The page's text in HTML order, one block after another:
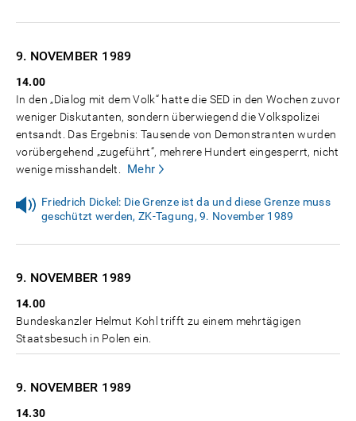
9. NOVEMBER 1989
14.00
In den „Dialog mit dem Volk“ hatte die SED in den Wochen zuvor
weniger Diskutanten, sondern überwiegend die Volkspolizei
entsandt. Das Ergebnis: Tausende von Demonstranten wurden
vorübergehend „zugeführt“, mehrere Hundert eingesperrt, nicht
wenige misshandelt.
Mehr
Friedrich Dickel: Die Grenze ist da und diese Grenze muss
geschützt werden, ZK-Tagung, 9. November 1989
9. NOVEMBER 1989
14.00
Bundeskanzler Helmut Kohl trifft zu einem mehrtägigen
Staatsbesuch in Polen ein.
9. NOVEMBER 1989
14.30